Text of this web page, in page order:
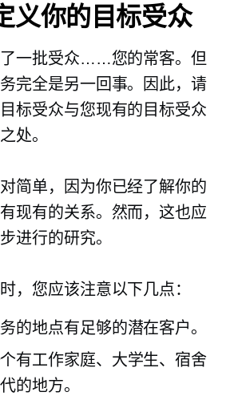
义你的目标受众
一批受众……您的常客。但
完全是另一回事。因此，请
标受众与您现有的目标受众
处。
简单，因为你已经了解你的
现有的关系。然而，这也应
进行的研究。
，您应该注意以下几点：
的地点有足够的潜在客户。
有工作家庭、大学生、宿舍
的地方。